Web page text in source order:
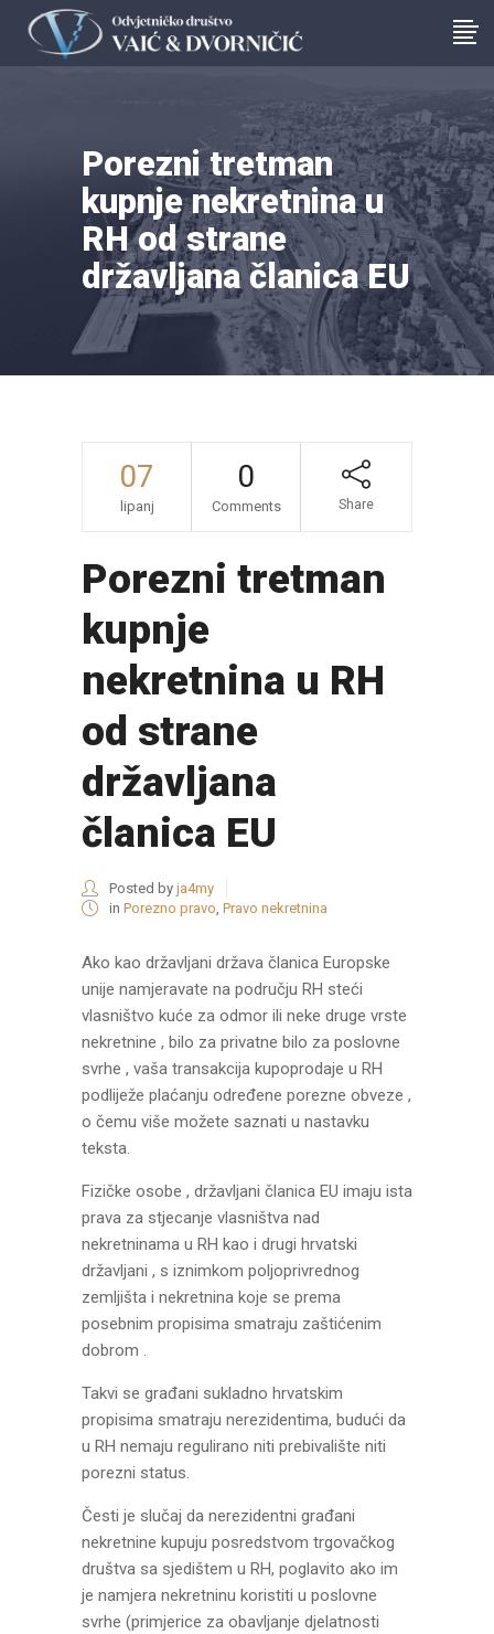
Porezni tretman
kupnje nekretnina u
RH od strane
državljana članica EU
07
lipanj
0
Comments Share
Porezni tretman
kupnje
nekretnina u RH
od strane
državljana
članica EU
Posted by ja4my
in Porezno pravo, Pravo nekretnina
Ako kao državljani država članica Europske
unije namjeravate na području RH steći
vlasništvo kuće za odmor ili neke druge vrste
nekretnine , bilo za privatne bilo za poslovne
svrhe , vaša transakcija kupoprodaje u RH
podliježe plaćanju određene porezne obveze ,
o čemu više možete saznati u nastavku
teksta.
Fizičke osobe , državljani članica EU imaju ista
prava za stjecanje vlasništva nad
nekretninama u RH kao i drugi hrvatski
državljani , s iznimkom poljoprivrednog
zemljišta i nekretnina koje se prema
posebnim propisima smatraju zaštićenim
dobrom .
Takvi se građani sukladno hrvatskim
propisima smatraju nerezidentima, budući da
u RH nemaju regulirano niti prebivalište niti
porezni status.
Česti je slučaj da nerezidentni građani
nekretnine kupuju posredstvom trgovačkog
društva sa sjedištem u RH, poglavito ako im
je namjera nekretninu koristiti u poslovne
svrhe (primjerice za obavljanje djelatnosti